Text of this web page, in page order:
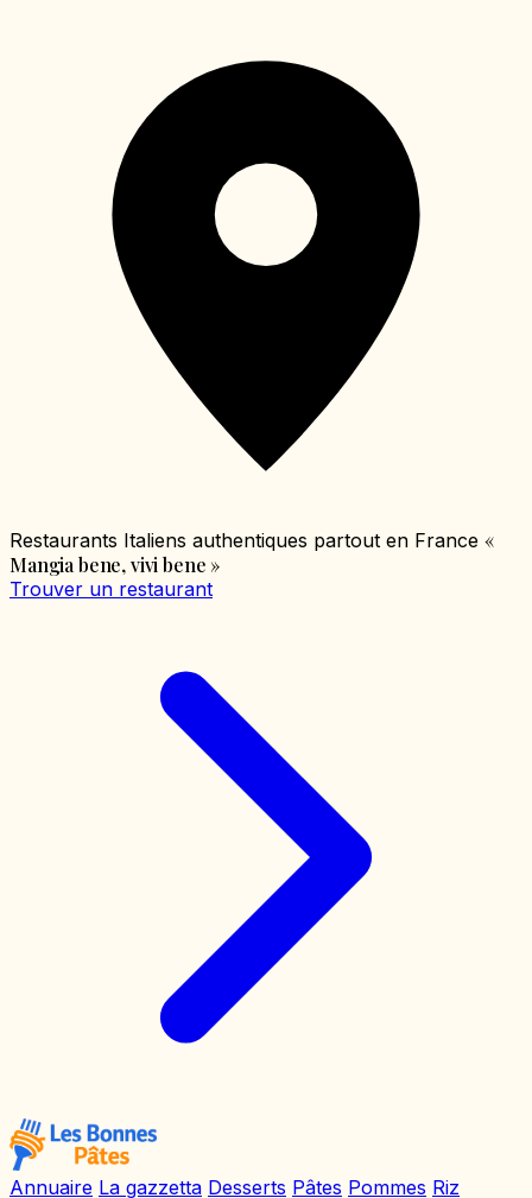
Restaurants Italiens authentiques partout en France «
Mangia bene, vivi bene »
Trouver un restaurant
Annuaire La gazzetta Desserts Pâtes Pommes Riz